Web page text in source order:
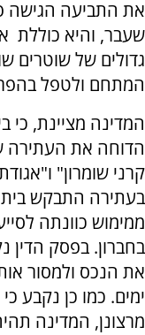
את התביעה הגישה
שעבר, והיא כוללת
גדולים של שוטרים
המתחם ולטפל
הדוחה את העתירה
קרני שומרון"
בעתירה התבקש
ממימוש כוונתה
בחברון. בפסק הדין
את הנכס ולמסור
ימים. כמו כן נקבע
מרצונן, המדינה